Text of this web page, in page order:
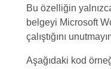
Bu özelliğin
belgeyi Microsoft
çalıştığını
Aşağıdaki kod